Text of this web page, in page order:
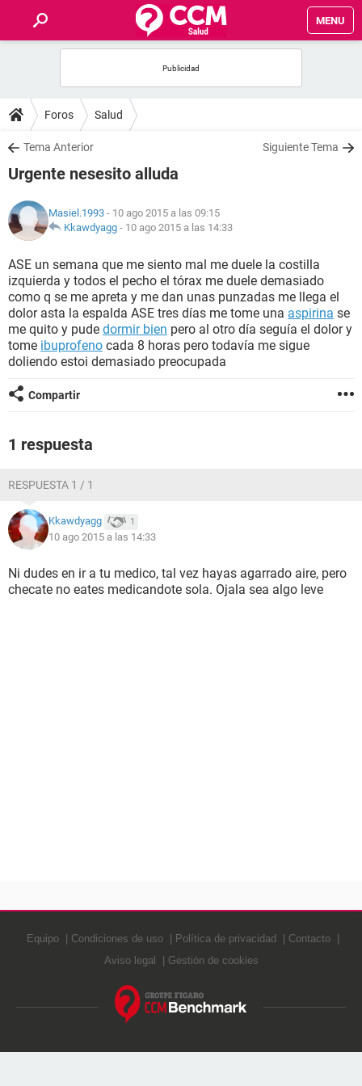
MENU
FOROS
SALUD
FAMILIA
NUTRICIÓN
BIENESTAR
SEXUALIDAD
GLOSARIO
Foros Salud
Tema Anterior Siguiente Tema
Urgente nesesito alluda
Masiel.1993 - 10 ago 2015 a las 09:15
Kkawdyagg - 10 ago 2015 a las 14:33
ASE un semana que me siento mal me duele la costilla
izquierda y todos el pecho el tórax me duele demasiado
como q se me apreta y me dan unas punzadas me llega el
dolor asta la espalda ASE tres días me tome una aspirina se
me quito y pude dormir bien pero al otro día seguía el dolor y
tome ibuprofeno cada 8 horas pero todavía me sigue
doliendo estoi demasiado preocupada
Compartir
1 respuesta
RESPUESTA 1 / 1
Kkawdyagg 1
10 ago 2015 a las 14:33
Ni dudes en ir a tu medico, tal vez hayas agarrado aire, pero
checate no eates medicandote sola. Ojala sea algo leve
Equipo Condiciones de uso Política de privacidad
Contacto
Aviso legal
Gestión de cookies